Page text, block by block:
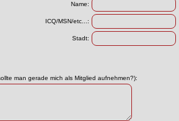
Name:
ICQ/MSN/etc...:
Stadt:
man gerade mich als Mitglied aufnehmen?):